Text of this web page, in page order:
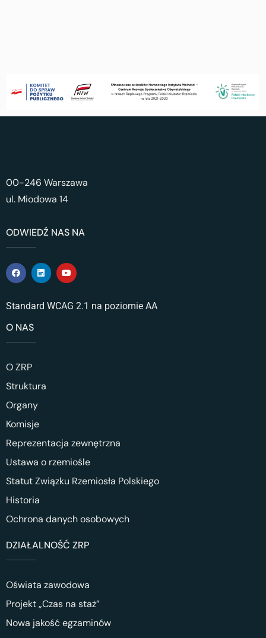
00-246 Warszawa
ul. Miodowa 14
ODWIEDŹ NAS NA
Standard WCAG 2.1 na poziomie AA
O NAS
O ZRP
Struktura
Organy
Komisje
Reprezentacja zewnętrzna
Ustawa o rzemiośle
Statut Związku Rzemiosła Polskiego
Historia
Ochrona danych osobowych
DZIAŁALNOŚĆ ZRP
Oświata zawodowa
Projekt „Czas na staż”
Nowa jakość egzaminów